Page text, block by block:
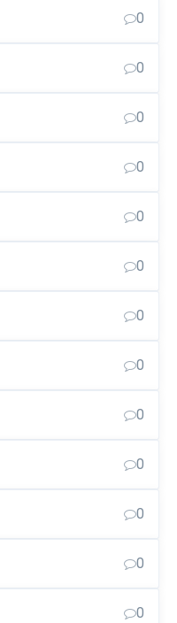
0
0
0
0
0
0
0
0
0
0
0
0
0